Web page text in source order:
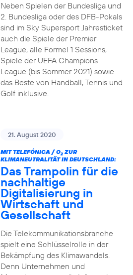
Neben Spielen der Bundesliga und
2. Bundesliga oder des DFB-Pokals
sind im Sky Supersport Jahresticket
auch die Spiele der Premier
League, alle Formel 1 Sessions,
Spiele der UEFA Champions
League (bis Sommer 2021) sowie
das Beste von Handball, Tennis und
Golf inklusive.
21. August 2020
MIT TELEFÓNICA / O2ZUR
KLIMANEUTRALITÄT IN DEUTSCHLAND:
Das Trampolin für die
nachhaltige
Digitalisierung in
Wirtschaft und
Gesellschaft
Die Telekommunikationsbranche
spielt eine Schlüsselrolle in der
Bekämpfung des Klimawandels.
Denn Unternehmen und